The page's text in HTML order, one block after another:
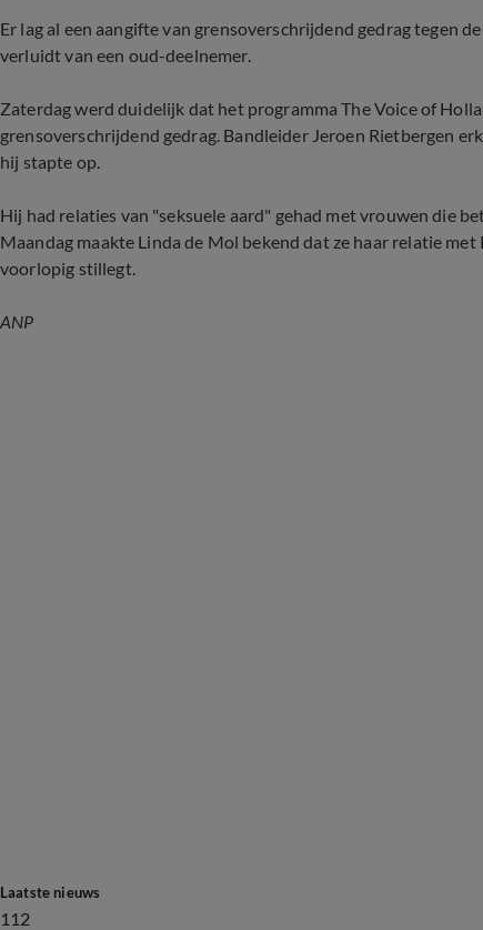
Er lag al een aangifte van grensoverschrijdend gedrag tegen
verluidt van een oud-deelnemer.
Zaterdag werd duidelijk dat het programma The Voice of
grensoverschrijdend gedrag. Bandleider Jeroen Rietbergen
hij stapte op.
Hij had relaties van "seksuele aard" gehad met vrouwen die
Maandag maakte Linda de Mol bekend dat ze haar relatie
voorlopig stillegt.
ANP
Laatste nieuws
112